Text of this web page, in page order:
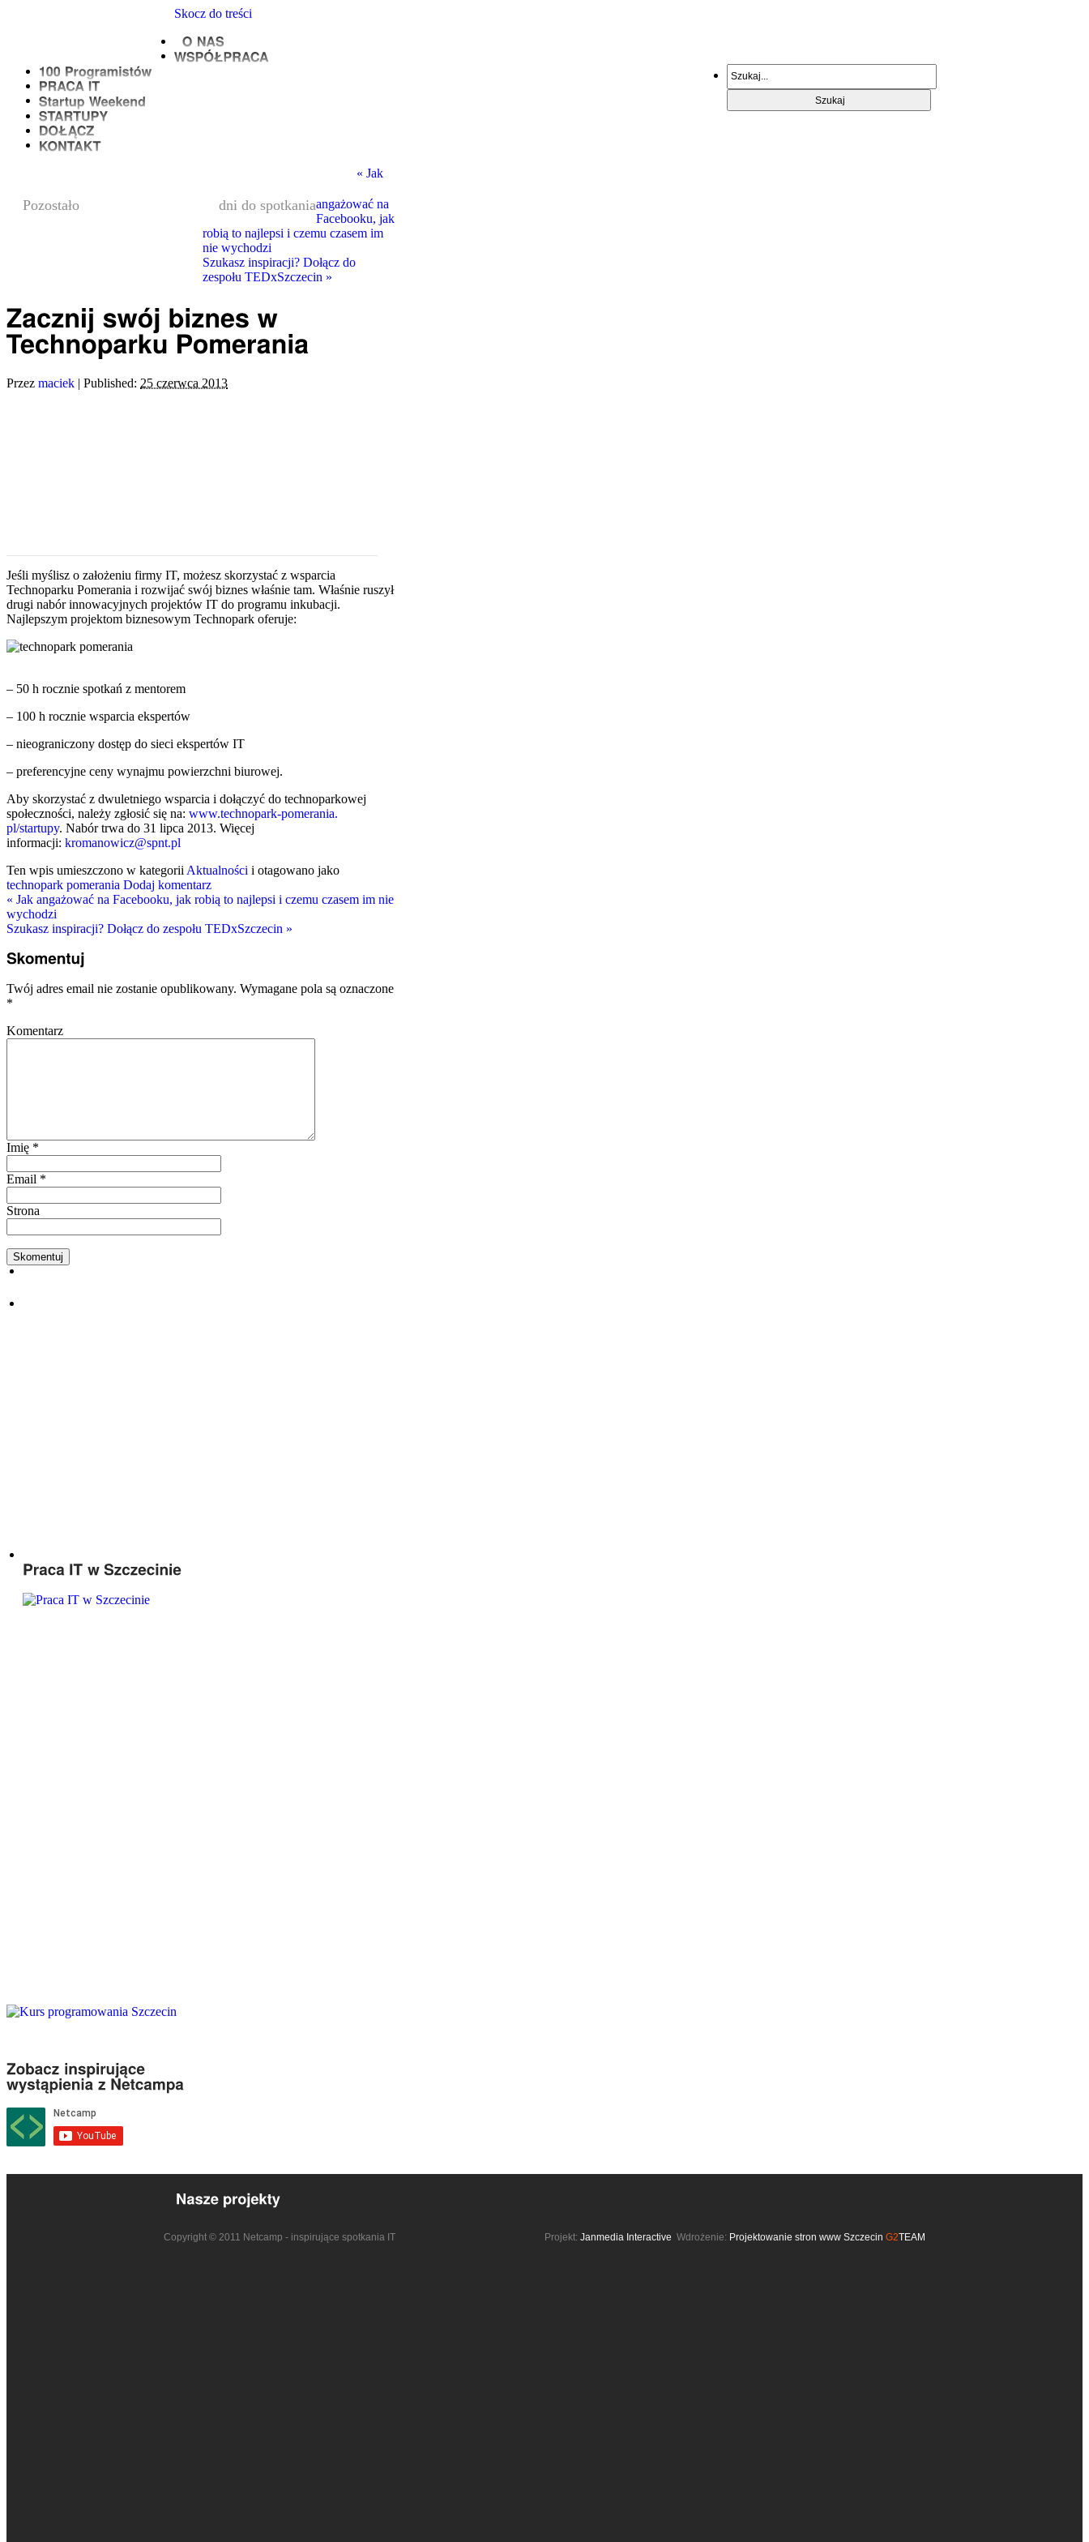
Skocz do treści
Pozostało dni do spotkania
« Jak
angażować na
Facebooku, jak
robią to najlepsi i czemu czasem im
nie wychodzi
Szukasz inspiracji? Dołącz do
zespołu TEDxSzczecin »
Przez maciek | Published: 25 czerwca 2013
Jeśli myślisz o założeniu firmy IT, możesz skorzystać z wsparcia
Technoparku Pomerania i rozwijać swój biznes właśnie tam. Właśnie ruszył
drugi nabór innowacyjnych projektów IT do programu inkubacji.
Najlepszym projektom biznesowym Technopark oferuje:
– 50 h rocznie spotkań z mentorem
– 100 h rocznie wsparcia ekspertów
– nieograniczony dostęp do sieci ekspertów IT
– preferencyjne ceny wynajmu powierzchni biurowej.
Aby skorzystać z dwuletniego wsparcia i dołączyć do technoparkowej
społeczności, należy zgłosić się na: www.technopark-pomerania.
pl/startupy. Nabór trwa do 31 lipca 2013. Więcej
informacji: kromanowicz@spnt.pl
Ten wpis umieszczono w kategorii Aktualności i otagowano jako
technopark pomerania Dodaj komentarz
« Jak angażować na Facebooku, jak robią to najlepsi i czemu czasem im nie
wychodzi
Szukasz inspiracji? Dołącz do zespołu TEDxSzczecin »
Twój adres email nie zostanie opublikowany. Wymagane pola są oznaczone
*
Komentarz
Imię *
Email *
Strona
Copyright © 2011 Netcamp - inspirujące spotkania IT Projekt: Janmedia Interactive Wdrożenie: Projektowanie stron www Szczecin G2TEAM